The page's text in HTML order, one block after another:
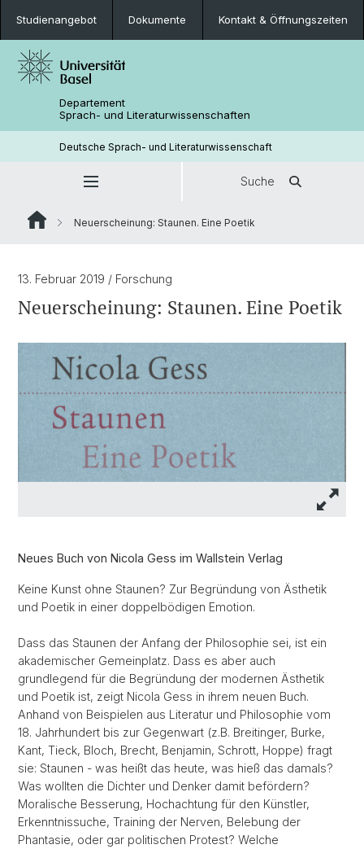
Studienangebot Dokumente Kontakt & Öffnungszeiten
Departement
Sprach- und Literaturwissenschaften
Deutsche Sprach- und Literaturwissenschaft
Suche
Neuerscheinung: Staunen. Eine Poetik
13. Februar 2019 / Forschung
Neuerscheinung: Staunen. Eine Poetik
Neues Buch von Nicola Gess im Wallstein Verlag
Keine Kunst ohne Staunen? Zur Begründung von Ästhetik
und Poetik in einer doppelbödigen Emotion.
Dass das Staunen der Anfang der Philosophie sei, ist ein
akademischer Gemeinplatz. Dass es aber auch
grundlegend für die Begründung der modernen Ästhetik
und Poetik ist, zeigt Nicola Gess in ihrem neuen Buch.
Anhand von Beispielen aus Literatur und Philosophie vom
18. Jahrhundert bis zur Gegenwart (z.B. Breitinger, Burke,
Kant, Tieck, Bloch, Brecht, Benjamin, Schrott, Hoppe) fragt
sie: Staunen - was heißt das heute, was hieß das damals?
Was wollten die Dichter und Denker damit befördern?
Moralische Besserung, Hochachtung für den Künstler,
Erkenntnissuche, Training der Nerven, Belebung der
Phantasie, oder gar politischen Protest? Welche